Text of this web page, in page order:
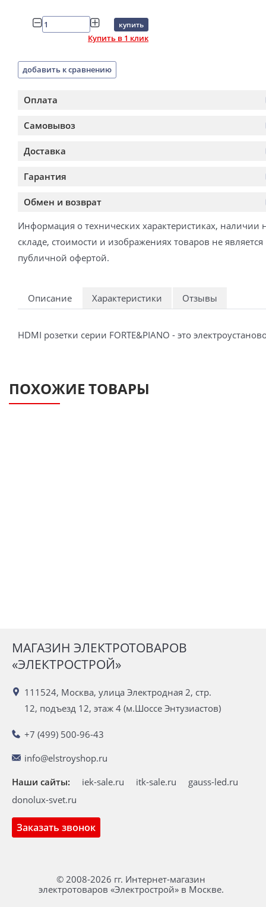
купить
Купить в 1 клик
добавить к сравнению
Оплата
Самовывоз
Доставка
Гарантия
Обмен и возврат
Информация о технических характеристиках, наличии
складе, стоимости и изображениях товаров не является
публичной офертой.
Описание Характеристики Отзывы
HDMI розетки серии FORTE&PIANO - это
ПОХОЖИЕ ТОВАРЫ
МАГАЗИН ЭЛЕКТРОТОВАРОВ
«ЭЛЕКТРОСТРОЙ»
111524, Москва, улица Электродная 2, стр.
12, подъезд 12, этаж 4 (м.Шоссе Энтузиастов)
+7 (499) 500-96-43
info@elstroyshop.ru
Заказать звонок
Наши сайты: iek-sale.ru itk-sale.ru
gauss-led.ru
donolux-svet.ru
© 2008-2026 гг. Интернет-магазин
электротоваров «Электрострой» в Москве.